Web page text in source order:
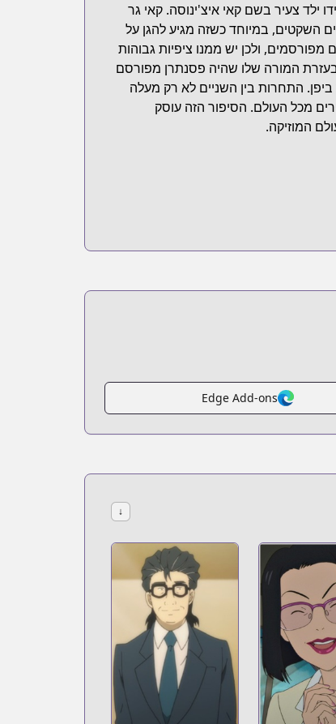
ילד צעיר בשם קאי איצ'ינוסה. קאי גר
השקטים, במיוחד כשזה מגיע להגן על
ולכן יש ממנו ציפיות גבוהות
בעזרת המורה שלו שהיה פסנתרן מפורסם
התחרות בין השניים לא רק מעלה
מכל העולם. הסיפור הזה עוסק
המוזיקה.
Edge Add-ons
↓